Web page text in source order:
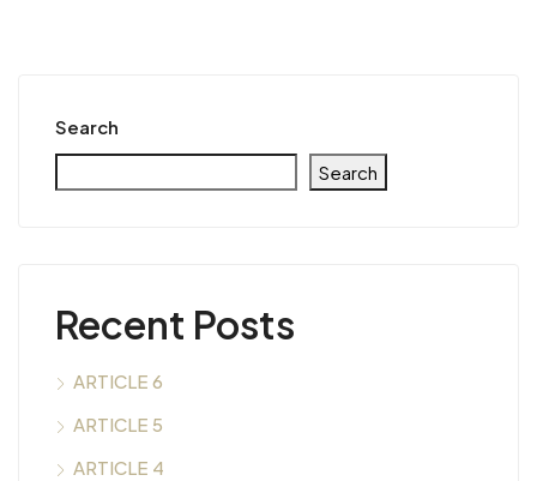
Search
Search
Recent Posts
ARTICLE 6
ARTICLE 5
ARTICLE 4